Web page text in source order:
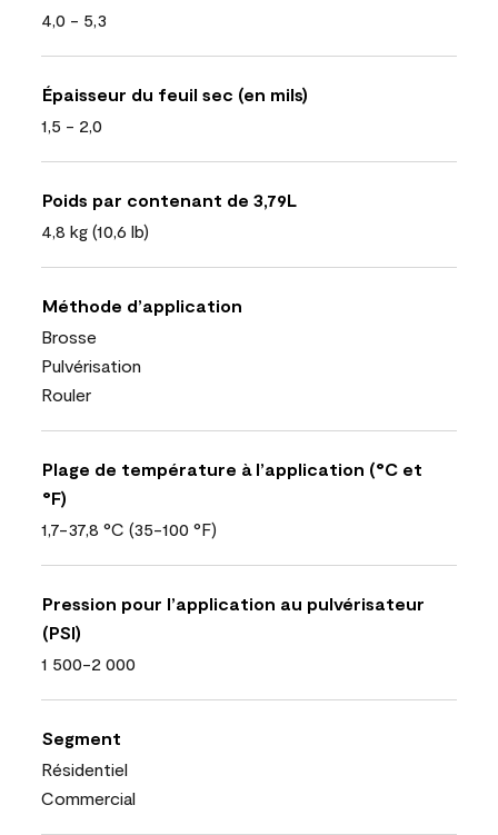
4,0 - 5,3
Épaisseur du feuil sec (en mils)
1,5 - 2,0
Poids par contenant de 3,79L
4,8 kg (10,6 lb)
Méthode d’application
Brosse
Pulvérisation
Rouler
Plage de température à l’application (°C et
°F)
1,7-37,8 °C (35-100 °F)
Pression pour l’application au pulvérisateur
(PSI)
1 500-2 000
Segment
Résidentiel
Commercial